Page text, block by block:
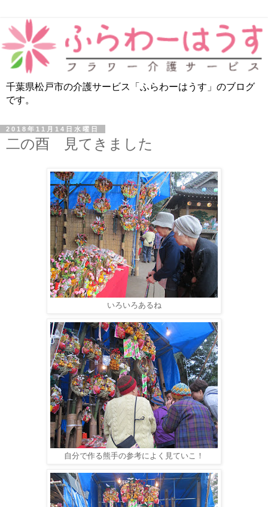
千葉県松戸市の介護サービス「ふらわーはうす」のブログ
です。
2018年11月14日水曜日
二の酉 見てきました
いろいろあるね
自分で作る熊手の参考によく見ていこ！